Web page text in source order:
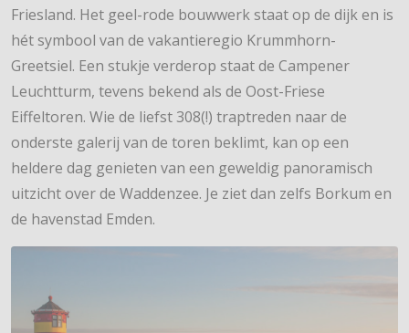
Friesland. Het geel-rode bouwwerk staat op de dijk en is
hét symbool van de vakantieregio Krummhorn-
Greetsiel. Een stukje verderop staat de Campener
Leuchtturm, tevens bekend als de Oost-Friese
Eiffeltoren. Wie de liefst 308(!) traptreden naar de
onderste galerij van de toren beklimt, kan op een
heldere dag genieten van een geweldig panoramisch
uitzicht over de Waddenzee. Je ziet dan zelfs Borkum en
de havenstad Emden.